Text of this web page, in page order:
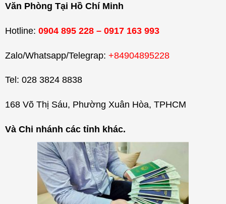
Văn Phòng Tại Hồ Chí Minh
Hotline: 0904 895 228 – 0917 163 993
Zalo/Whatsapp/Telegrap: +84904895228
Tel: 028 3824 8838
168 Võ Thị Sáu, Phường Xuân Hòa, TPHCM
Và Chi nhánh các tỉnh khác.